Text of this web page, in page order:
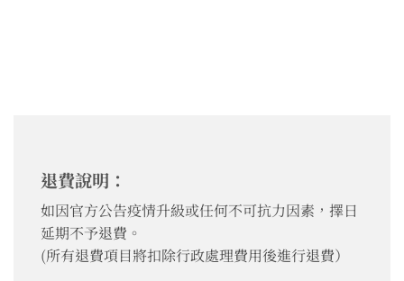
退費說明：
如因官方公告疫情升級或任何不可抗力因素，擇日
延期不予退費。
(所有退費項目將扣除行政處理費用後進行退費）